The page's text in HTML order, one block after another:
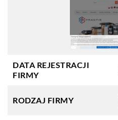
DATA REJESTRACJI
FIRMY
RODZAJ FIRMY